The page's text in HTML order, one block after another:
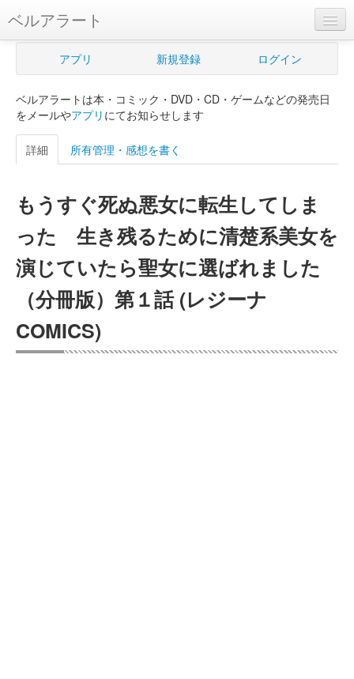
ベルアラート
ベルアラートとは
新規登録
ログイン
購入管理
Myシェルフ
プレミアム
アプリ 新規登録 ログイン
ベルアラートは本・コミック・DVD・CD・ゲームなどの発売日
をメールやアプリ にてお知らせします
詳細 所有管理・感想を書く
もうすぐ死ぬ悪女に転生してしま
った 生き残るために清楚系美女を
演じていたら聖女に選ばれました
（分冊版）第１話 (レジーナ
COMICS)